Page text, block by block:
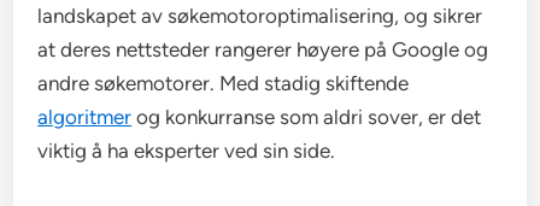
landskapet av søkemotoroptimalisering, og sikrer
at deres nettsteder rangerer høyere på Google og
andre søkemotorer. Med stadig skiftende
algoritmer og konkurranse som aldri sover, er det
viktig å ha eksperter ved sin side.